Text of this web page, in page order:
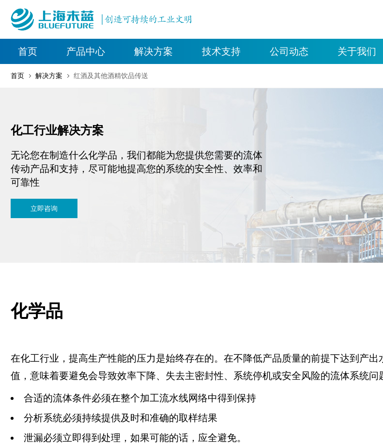
首页 产品中心 解决方案 技术支持 公司动态 关于我们
首页 解决方案 红酒及其他酒精饮品传送
化工行业解决方案
无论您在制造什么化学品，我们都能为您提供您需要的流体
传动产品和支持，尽可能地提高您的系统的安全性、效率和
可靠性
立即咨询
化学品
在化工行业，提高生产性能的压力是始终存在的。在不降低产品质量的前提下达到产出
值，意味着要避免会导致效率下降、失去主密封性、系统停机或安全风险的流体系统问
合适的流体条件必须在整个加工流水线网络中得到保持
分析系统必须持续提供及时和准确的取样结果
泄漏必须立即得到处理，如果可能的话，应全避免。